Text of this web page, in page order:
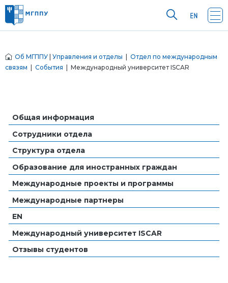
Об МГППУ Управления и отделы
Отдел по международным
связям
События | Международный университет ISCAR
Общая информация
Сотрудники отдела
Структура отдела
Образование для иностранных граждан
Международные проекты и программы
Международные партнеры
EN
Международный университет ISCAR
Отзывы студентов